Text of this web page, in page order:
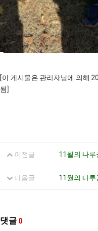
[이 게시물은 관리자님에 의해
됨]
이전글
다음글
댓글 0